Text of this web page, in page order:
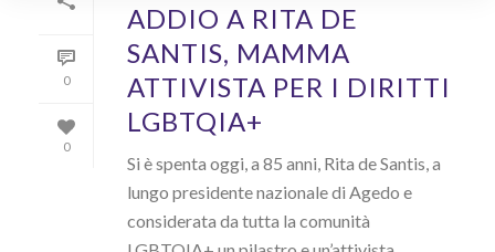
0
0
ADDIO A RITA DE
SANTIS, MAMMA
ATTIVISTA PER I DIRITTI
LGBTQIA+
Si è spenta oggi, a 85 anni, Rita de Santis, a
lungo presidente nazionale di Agedo e
considerata da tutta la comunità